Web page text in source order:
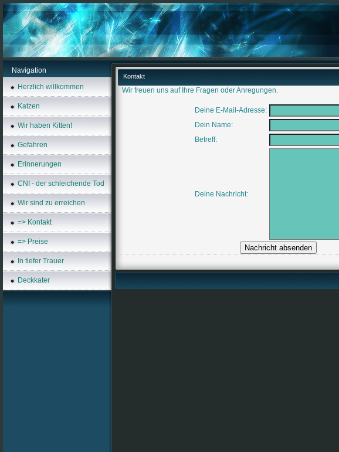
Navigation
Herzlich willkommen
Katzen
Wir haben Kitten!
Gefahren
Erinnerungen
CNI - der schleichende Tod
Wir sind zu erreichen
=> Kontakt
=> Preise
In tiefer Trauer
Deckkater
Kontakt
Wir freuen uns auf Ihre Fragen oder Anregungen.
Deine E-Mail-Adresse:
Dein Name:
Betreff:
Deine Nachricht: